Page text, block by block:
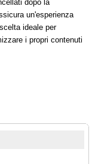
dopo la
un'esperienza
ideale per
i propri contenuti